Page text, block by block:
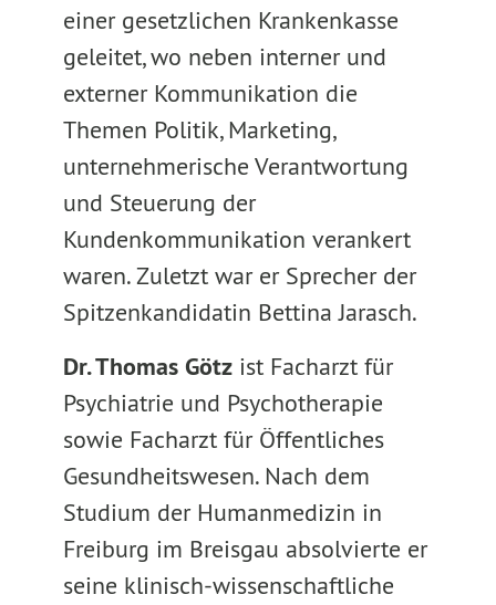
einer gesetzlichen Krankenkasse
geleitet, wo neben interner und
externer Kommunikation die
Themen Politik, Marketing,
unternehmerische Verantwortung
und Steuerung der
Kundenkommunikation verankert
waren. Zuletzt war er Sprecher der
Spitzenkandidatin Bettina Jarasch.
Dr. Thomas Götzist Facharzt für
Psychiatrie und Psychotherapie
sowie Facharzt für Öffentliches
Gesundheitswesen. Nach dem
Studium der Humanmedizin in
Freiburg im Breisgau absolvierte er
seine klinisch-wissenschaftliche